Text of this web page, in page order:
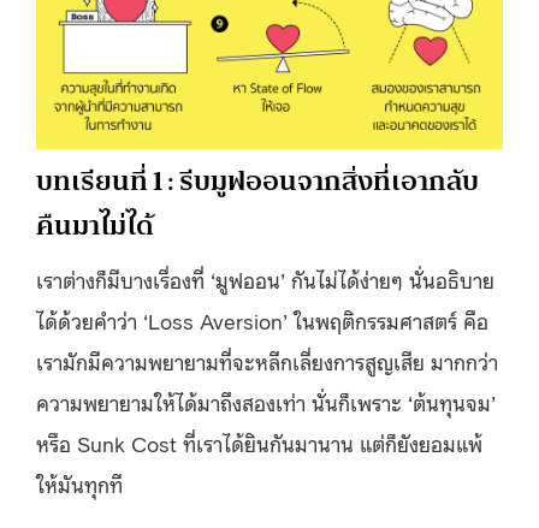
บทเรียนที่ 1 : รีบมูฟออนจากสิ่งที่เอากลับ
คืนมาไม่ได้
เราต่างก็มีบางเรื่องที่ ‘มูฟออน’ กันไม่ได้ง่ายๆ นั่นอธิบาย
ได้ด้วยคำว่า ‘Loss Aversion’ ในพฤติกรรมศาสตร์ คือ
เรามักมีความพยายามที่จะหลีกเลี่ยงการสูญเสีย มากกว่า
ความพยายามให้ได้มาถึงสองเท่า นั่นก็เพราะ ‘ต้นทุนจม’
หรือ Sunk Cost ที่เราได้ยินกันมานาน แต่ก็ยังยอมแพ้
ให้มันทุกที